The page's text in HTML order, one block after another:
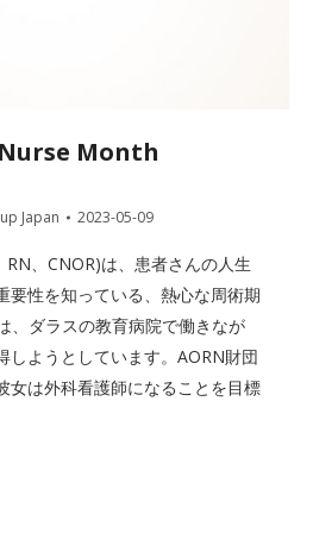
Month
Japan 2023-05-09
、CNOR)は、患者さんの人生
要性を知っている、熱心な周術期
、ダラスの教育病院で働きなが
しようとしています。AORN財団
女は外科看護師になることを目標